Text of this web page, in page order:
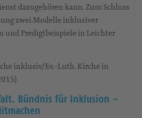
dazugehören kann. Zum Schluss
zwei Modelle inklusiver
und Predigtbeispiele in Leichter
inklusiv/Ev.-Luth. Kirche in
Bündnis für Inklusion –